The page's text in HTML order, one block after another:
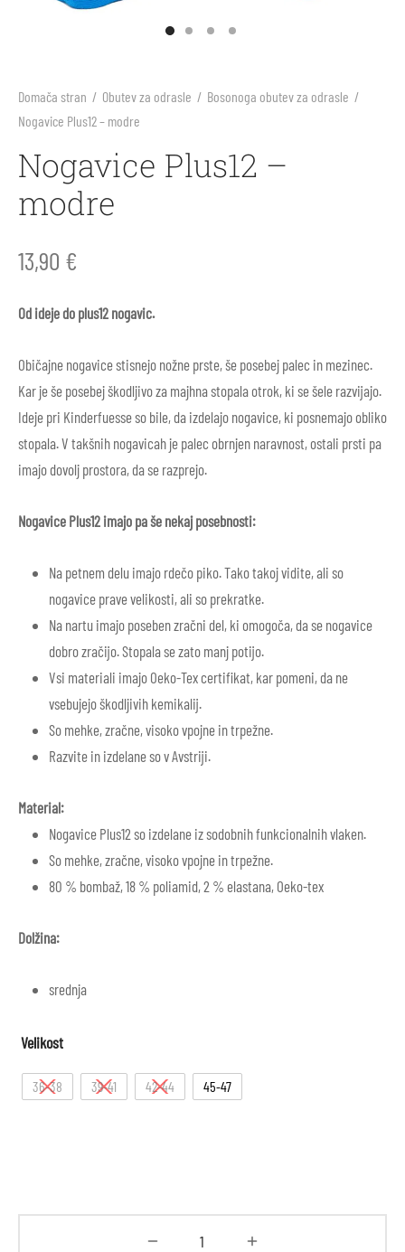
Domača stran / Obutev za odrasle / Bosonoga obutev za odrasle /
Nogavice Plus12 – modre
Nogavice Plus12 –
modre
13,90 €
Od ideje do plus12 nogavic.
Običajne nogavice stisnejo nožne prste, še posebej palec in mezinec.
Kar je še posebej škodljivo za majhna stopala otrok, ki se šele razvijajo.
Ideje pri Kinderfuesse so bile, da izdelajo nogavice, ki posnemajo obliko
stopala. V takšnih nogavicah je palec obrnjen naravnost, ostali prsti pa
imajo dovolj prostora, da se razprejo.
Nogavice Plus12 imajo pa še nekaj posebnosti:
Na petnem delu imajo rdečo piko. Tako takoj vidite, ali so
nogavice prave velikosti, ali so prekratke.
Na nartu imajo poseben zračni del, ki omogoča, da se nogavice
dobro zračijo. Stopala se zato manj potijo.
Vsi materiali imajo Oeko-Tex certifikat, kar pomeni, da ne
vsebujejo škodljivih kemikalij.
So mehke, zračne, visoko vpojne in trpežne.
Razvite in izdelane so v Avstriji.
Material:
Nogavice Plus12 so izdelane iz sodobnih funkcionalnih vlaken.
So mehke, zračne, visoko vpojne in trpežne.
80 % bombaž, 18 % poliamid, 2 % elastana, Oeko-tex
Dolžina:
srednja
Velikost
36-38 39-41 42-44 45-47
škornji
za prve korake
in nega čevljev
škornji
za odrasle
in nega čevljev
telovadnica
figure Holztiger
igrače Grimm’s
punčke